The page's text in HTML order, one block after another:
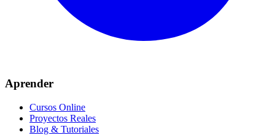
Aprender
Cursos Online
Proyectos Reales
Blog & Tutoriales